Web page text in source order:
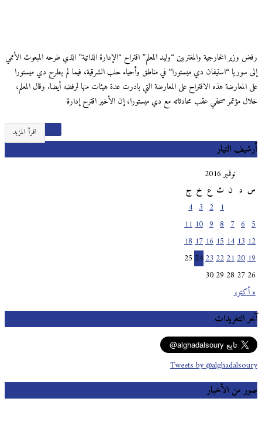
رفض وزير الخارجية والمغتربين “وليد المعلم” اقتراح “الإدارة الذاتية” الذي طرحه المبعوث الأممي
إلى سوريا “استيفان دي ميستورا” في مناطق وأحياء حلب الشرقية، فيما لم يطرح دي ميستورا
على المعارضة هذه الاقتراح على المعارضة التي بادرت عدة هيئات منها لرفضه أيضا. وقال المعلم،
خلال مؤتمر صحفي عقب محادثاته مع دي ميستورا، إن الأخير اقترح إدارة
اقرأ المزيد
أرشيف التيار
نوفمبر 2016
س
ث خ ج
« أكتوبر
10
11
12
13
14
15
16
17
18
19
20
21
22
23
24
25
26
27
28
29
30
آخر التغريدات
Tweets by @alghadalsoury
صور من الأخبار